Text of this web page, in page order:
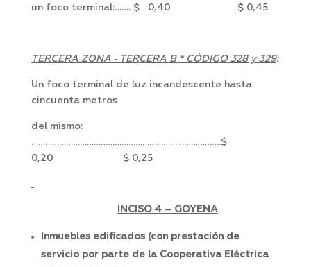
un foco terminal:……. $ 0,40 $ 0,45
TERCERA ZONA ‑ TERCERA B * CÓDIGO 328 y 329:
Un foco terminal de luz incandescente hasta
cincuenta metros
del mismo:
……………………………………………………………………….$
0,20 $ 0,25
INCISO 4 – GOYENA
Inmuebles edificados (con prestación de
servicio por parte de la Cooperativa Eléctrica